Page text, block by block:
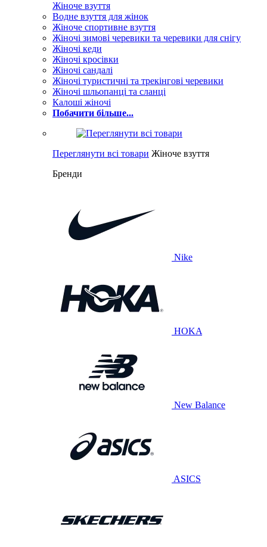
Жіноче взуття
Водне взуття для жінок
Жіноче спортивне взуття
Жіночі зимові черевики та черевики для снігу
Жіночі кеди
Жіночі кросівки
Жіночі сандалі
Жіночі туристичні та трекінгові черевики
Жіночі шльопанці та сланці
Калоші жіночі
Побачити більше...
Переглянути всі товари Жіноче взуття
Бренди
Nike
HOKA
New Balance
ASICS